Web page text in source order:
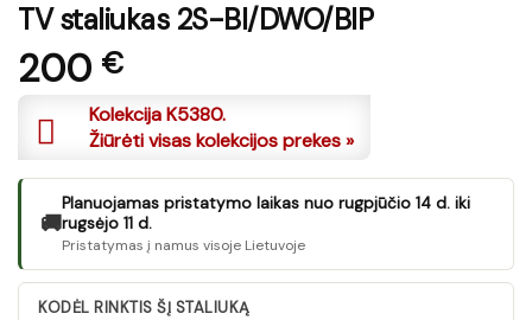
TV staliukas 2S-BI/DWO/BIP
200 €
Kolekcija K5380.
Žiūrėti visas kolekcijos prekes »
🚚
Planuojamas pristatymo laikas nuo rugpjūčio 14 d. iki
rugsėjo 11 d.
Pristatymas į namus visoje Lietuvoje
KODĖL RINKTIS ŠĮ STALIUKĄ